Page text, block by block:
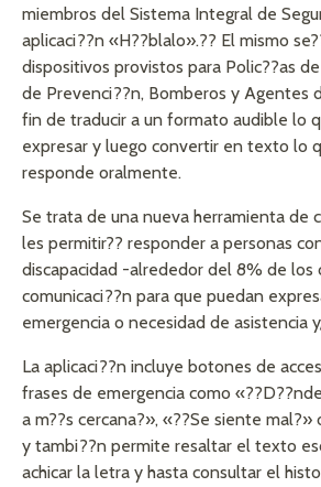
miembros del Sistema Integral de
aplicaci??n «H??blalo».?? El mismo
dispositivos provistos para Polic??as
de Prevenci??n, Bomberos y Agentes
fin de traducir a un formato audible lo
expresar y luego convertir en texto lo
responde oralmente.
Se trata de una nueva herramienta de
les permitir?? responder a personas
discapacidad -alrededor del 8% de los
comunicaci??n para que puedan
emergencia o necesidad de asistencia
La aplicaci??n incluye botones de
frases de emergencia como
a m??s cercana?», «??Se siente mal?»
y tambi??n permite resaltar el texto
achicar la letra y hasta consultar el